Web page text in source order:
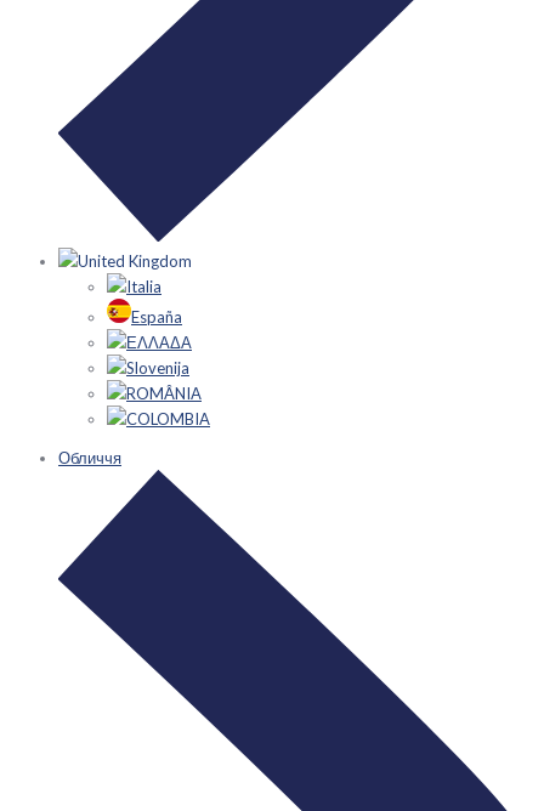
United Kingdom
Italia
España
ΕΛΛΑΔΑ
Slovenija
ROMÂNIA
COLOMBIA
Обличчя